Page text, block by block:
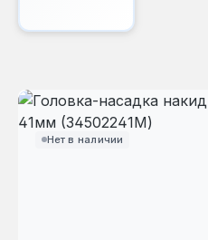
Нет в наличии
Пропустить галерею